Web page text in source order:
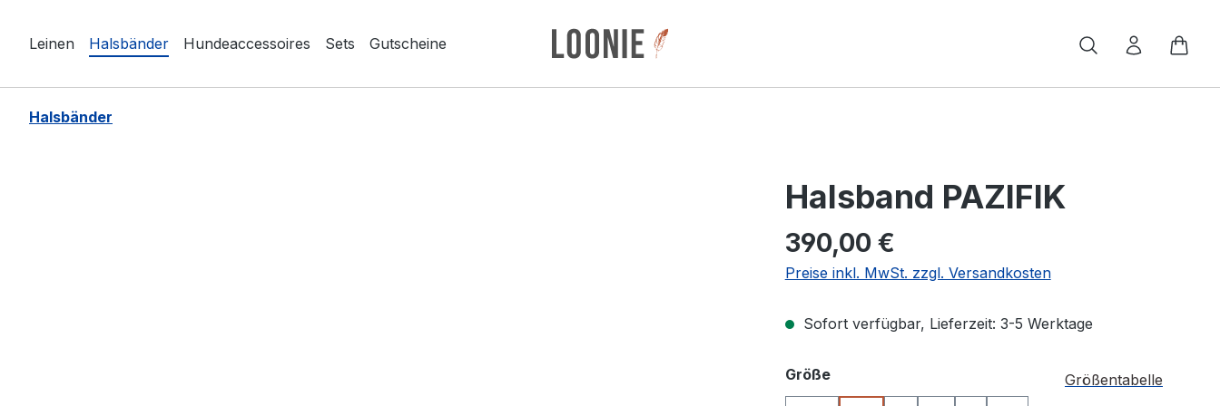
Leinen
Halsbänder Hundeaccessoires Sets Gutscheine
Halsbänder
Halsband PAZIFIK
390,00 €
Preise inkl. MwSt. zzgl. Versandkosten
Sofort verfügbar, Lieferzeit: 3-5 Werktage
Größeauswählen
Größentabelle